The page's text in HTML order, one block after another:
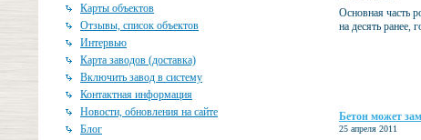
Карты объектов
Отзывы, список объектов
Интервью
Карта заводов (доставка)
Включить завод в систему
Контактная информация
Новости, обновления на сайте
Блог
Основная часть
на десять ранее,
Бетон может
25 апреля 2011